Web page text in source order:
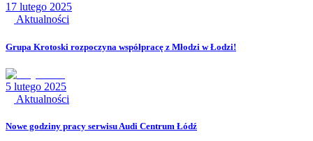
17 lutego 2025
Aktualności
Grupa Krotoski rozpoczyna współpracę z Młodzi w Łodzi!
5 lutego 2025
Aktualności
Nowe godziny pracy serwisu Audi Centrum Łódź